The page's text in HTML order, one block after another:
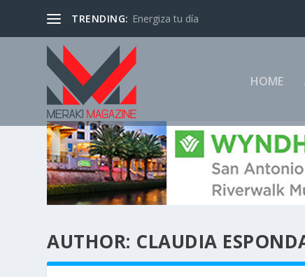
TRENDING: Energiza tu día
HOME
AUTHOR: CLAUDIA